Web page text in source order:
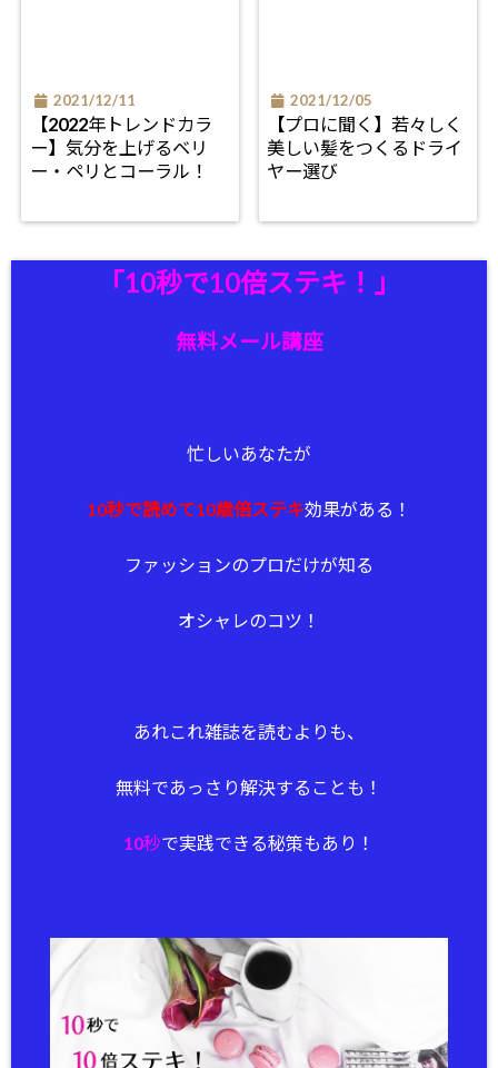
2021/12/11
【2022年トレンドカラ
ー】気分を上げるベリ
ー・ペリとコーラル！
2021/12/05
【プロに聞く】若々しく
美しい髪をつくるドライ
ヤー選び
「10秒で10倍ステキ！」
無料メール講座
忙しいあなたが
10秒で読めて10歳倍ステキ効果がある！
ファッションのプロだけが知る
オシャレのコツ！
あれこれ雑誌を読むよりも、
無料であっさり解決することも！
10秒で実践できる秘策もあり！